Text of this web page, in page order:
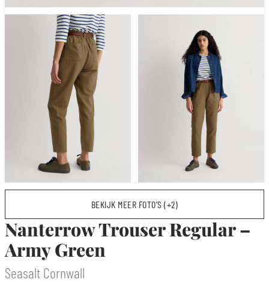
BEKIJK MEER FOTO’S (+2)
Nanterrow Trouser Regular –
Army Green
Seasalt Cornwall